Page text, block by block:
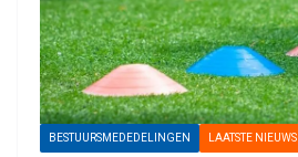
BESTUURSMEDEDELINGEN LAATSTE NIEUWS